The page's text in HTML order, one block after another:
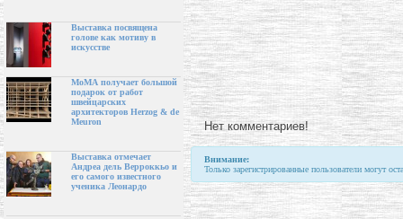
Выставка посвящена
голове как мотиву в
искусстве
МоМА получает большой
подарок от работ
швейцарских
архитекторов Herzog & de
Meuron
Выставка отмечает
Андреа дель Верроккьо и
его самого известного
ученика Леонардо
Нет комментариев!
Внимание:
Только зарегистрированные пользователи могут